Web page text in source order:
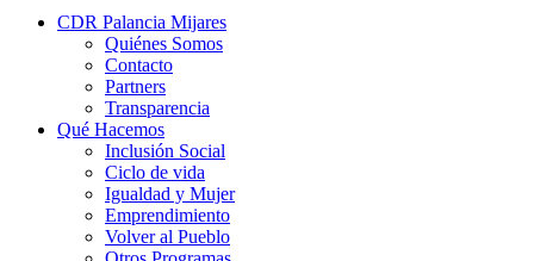
CDR Palancia Mijares
Quiénes Somos
Contacto
Partners
Transparencia
Qué Hacemos
Inclusión Social
Ciclo de vida
Igualdad y Mujer
Emprendimiento
Volver al Pueblo